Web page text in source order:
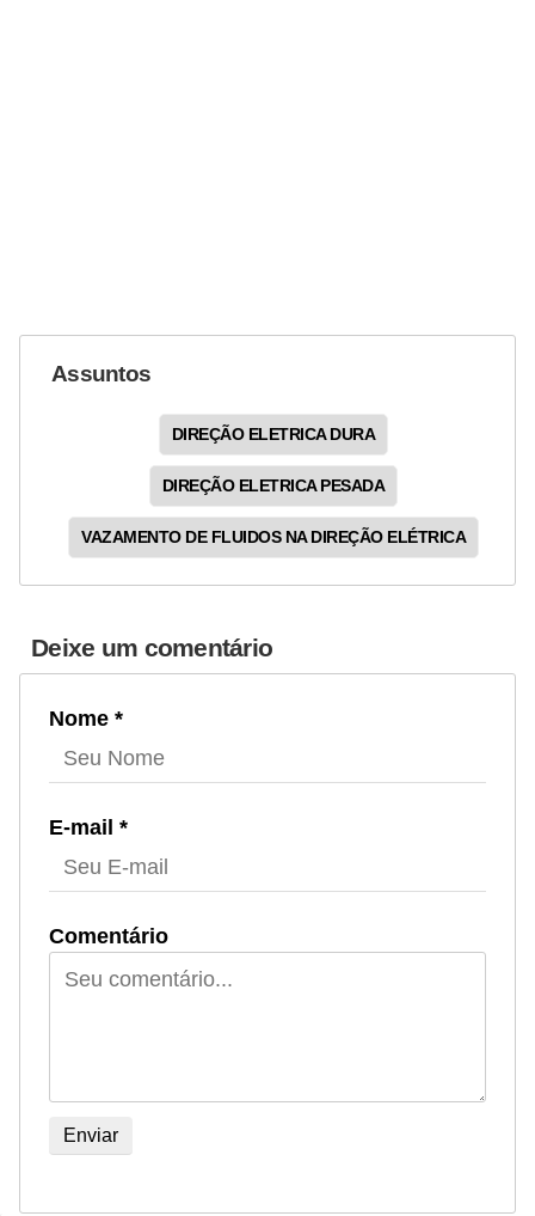
Assuntos
DIREÇÃO ELETRICA DURA
DIREÇÃO ELETRICA PESADA
VAZAMENTO DE FLUIDOS NA DIREÇÃO ELÉTRICA
Deixe um comentário
Nome *
E-mail *
Comentário